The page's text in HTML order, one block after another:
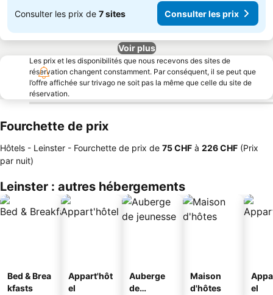
Consulter les prix de 7 sites Consulter les prix
Voir plus
Les prix et les disponibilités que nous recevons des sites de
réservation changent constamment. Par conséquent, il se peut que
l’offre affichée sur trivago ne soit pas la même que celle du site de
réservation.
Fourchette de prix
Hôtels - Leinster - Fourchette de prix de ‎75 CHF à ‎226 CHF (Prix
par nuit)
Leinster : autres hébergements
Bed & Brea
kfasts
Appart'hôt
el
Auberge
de
Maison
d'hôtes
el